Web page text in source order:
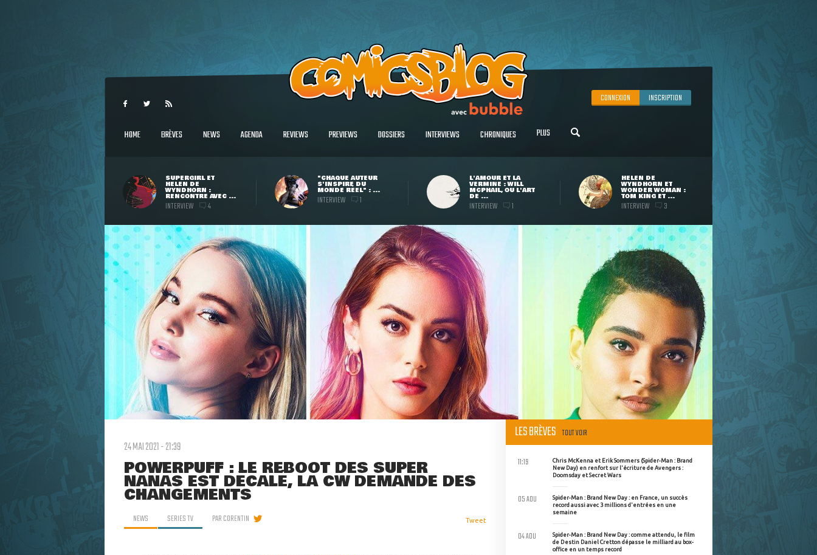
CONNEXION INSCRIPTION
HOME BRÈVES NEWS AGENDA REVIEWS PREVIEWS DOSSIERS INTERVIEWS CHRONIQUES PLUS
SUPERGIRL ET
HELEN DE
WYNDHORN :
RENCONTRE AVEC ...
INTERVIEW 4
"CHAQUE AUTEUR
S'INSPIRE DU
MONDE RÉEL" : ...
INTERVIEW 1
L'AMOUR ET LA
VERMINE : WILL
MCPHAIL, OU L'ART
DE ...
INTERVIEW 1
HELEN DE
WYNDHORN ET
WONDER WOMAN :
TOM KING ET ...
INTERVIEW 3
24 MAI 2021 - 21:39
POWERPUFF : LE REBOOT DES SUPER
NANAS EST DÉCALÉ, LA CW DEMANDE DES
CHANGEMENTS
NEWS SERIES TV PARCORENTIN Tweet
LES BRÈVES TOUT VOIR
Chris McKenna et Erik Sommers (Spider-Man : Brand
New Day) en renfort sur l'écriture de Avengers :
Doomsday et Secret Wars
11:19
Spider-Man : Brand New Day : en France, un succès
record aussi avec 3 millions d'entrées en une
semaine
05 AOU
Spider-Man : Brand New Day : comme attendu, le film
de Destin Daniel Cretton dépasse le milliard au box-
office en un temps record
04 AOU